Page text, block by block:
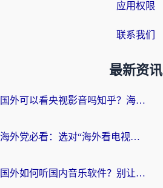
应用权限
联系我们
最新资讯
国外可以看央视影音吗知乎？海外党亲测有效的回国加速方案
海外党必看：选对“海外看电视剧软件”，再也不用愁国内剧刷不了
国外如何听国内音乐软件？别让地域限制，断了你的中文歌单